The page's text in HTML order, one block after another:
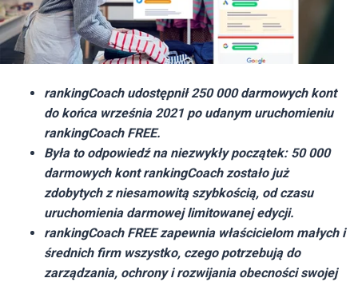
rankingCoach udostępnił 250 000 darmowych kont
do końca września 2021 po udanym uruchomieniu
rankingCoach FREE.
Była to odpowiedź na niezwykły początek: 50 000
darmowych kont rankingCoach zostało już
zdobytych z niesamowitą szybkością, od czasu
uruchomienia darmowej limitowanej edycji.
rankingCoach FREE zapewnia właścicielom małych i
średnich firm wszystko, czego potrzebują do
zarządzania, ochrony i rozwijania obecności swojej